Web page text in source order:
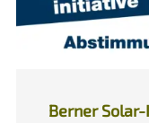
Berner